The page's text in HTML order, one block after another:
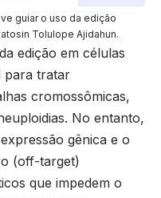
guiar o uso da edição
Tolulope Ajidahun.
edição em células
para tratar
cromossômicas,
No entanto,
gênica e o
(off-target)
que impedem o